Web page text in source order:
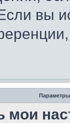
вы
Параметры
мои